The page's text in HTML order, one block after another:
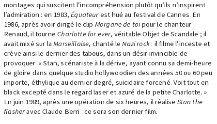
montages qui suscitent l’incompréhension plutôt qu’ils n’inspirent
l’admiration : en 1983,Équateurest hué au festival de Cannes. En
1986, après avoir dirigé le clip Morgane de toipour le chanteur
Renaud, il tourneCharlotte for ever, véritable Objet de Scandale ; il
avait mixé sur laMarseillaise, chanté leNazi rock : il filme l’inceste et
crève ainsi le dernier des tabous, dans un désir invincible de
provoquer. « Stan, scénariste à la dérive, ayant connu sa demi-heure
de gloire dans quelque studio hollywoodien des années 50 ou 60 peu
importe, éthylique au dernier degré, suicidaire forcené. Voit tout en
black excepté dans le regard laser et azuré de la petite Charlotte. »
En juin 1989, après une opération de six heures, il réalise Stan the
flasheravec Claude Berri : ce sera son dernier film.